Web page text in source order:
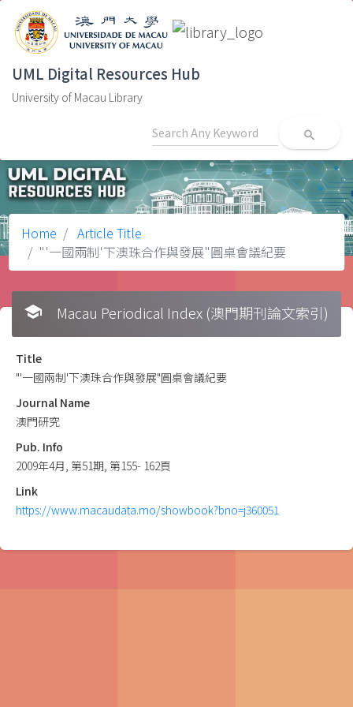
UML Digital Resources Hub
University of Macau Library
search
Home
Article Title
"'一國兩制'下澳珠合作與發展"圓桌會議紀要
school Macau Periodical Index (澳門期刊論文索引)
Title
"'一國兩制'下澳珠合作與發展"圓桌會議紀要
Journal Name
澳門研究
Pub. Info
2009年4月, 第51期, 第155- 162頁
Link
https://www.macaudata.mo/showbook?bno=j360051